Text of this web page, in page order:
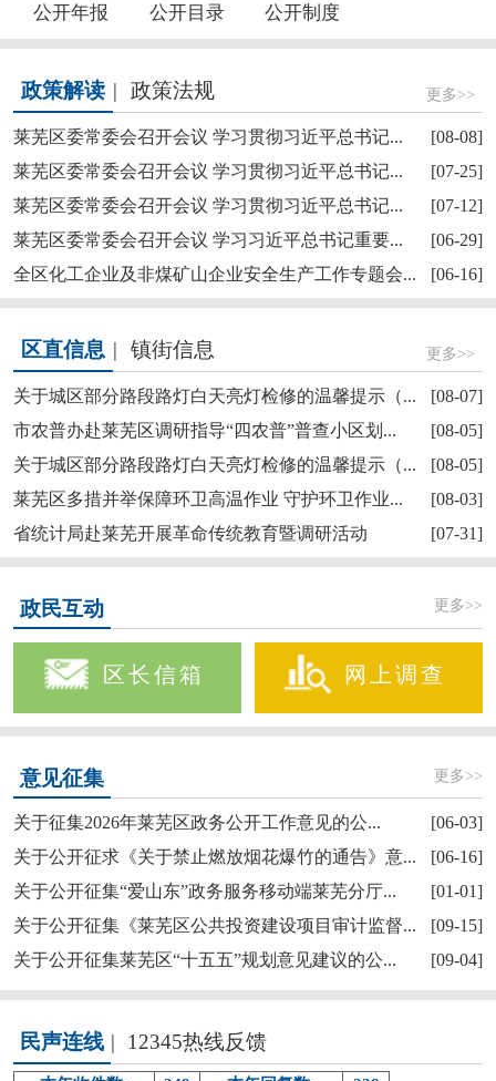
莱芜区政协“深耕红色文化讲好莱芜故事”商量活...
【奋斗赋未莱·访埂记】莱芜区雪野街道大罗圈村...
公开年报 公开目录 公开制度
政策解读 | 政策法规 更多>>
莱芜区委常委会召开会议 学习贯彻习近平总书记...
[08-08]
莱芜区委常委会召开会议 学习贯彻习近平总书记...
[07-25]
莱芜区委常委会召开会议 学习贯彻习近平总书记...
[07-12]
莱芜区委常委会召开会议 学习习近平总书记重要...
[06-29]
全区化工企业及非煤矿山企业安全生产工作专题会...
[06-16]
区直信息 | 镇街信息 更多>>
关于城区部分路段路灯白天亮灯检修的温馨提示（...
[08-07]
市农普办赴莱芜区调研指导“四农普”普查小区划...
[08-05]
关于城区部分路段路灯白天亮灯检修的温馨提示（...
[08-05]
莱芜区多措并举保障环卫高温作业 守护环卫作业...
[08-03]
省统计局赴莱芜开展革命传统教育暨调研活动
[07-31]
政民互动 更多>>
区长信箱 网上调查
意见征集 更多>>
关于征集2026年莱芜区政务公开工作意见的公...
[06-03]
关于公开征求《关于禁止燃放烟花爆竹的通告》意...
[06-16]
关于公开征集“爱山东”政务服务移动端莱芜分厅...
[01-01]
关于公开征集《莱芜区公共投资建设项目审计监督...
[09-15]
关于公开征集莱芜区“十五五”规划意见建议的公...
[09-04]
民声连线 | 12345热线反馈